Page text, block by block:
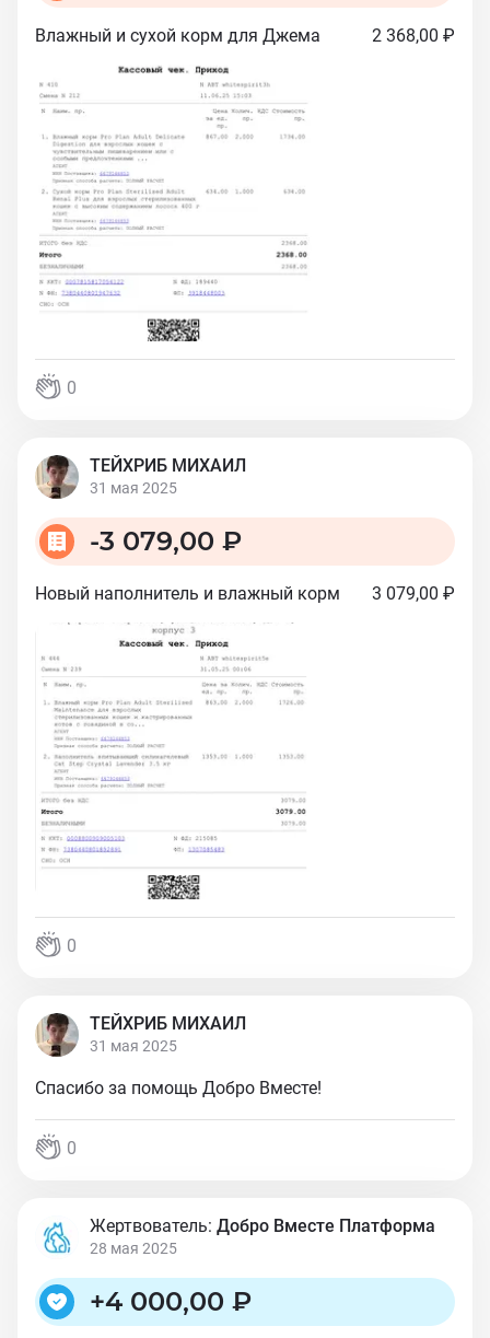
Влажный и сухой корм для Джема 2 368,00 ₽
0
ТЕЙХРИБ МИХАИЛ
31 мая 2025
-3 079,00 ₽
Новый наполнитель и влажный корм 3 079,00 ₽
0
ТЕЙХРИБ МИХАИЛ
31 мая 2025
Спасибо за помощь Добро Вместе!
0
Жертвователь: Добро Вместе Платформа
28 мая 2025
+4 000,00 ₽